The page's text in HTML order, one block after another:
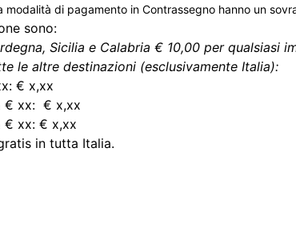
modalità di pagamento in Contrassegno hanno un
sono:
Sicilia e Calabria € 10,00 per qualsiasi
le altre destinazioni (esclusivamente Italia):
€ x,xx
€ xx: € x,xx
€ xx: € x,xx
in tutta Italia.